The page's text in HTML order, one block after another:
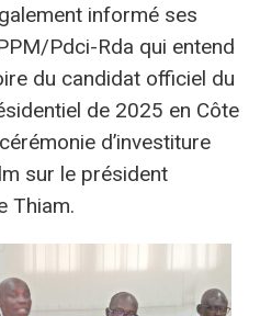
informé ses
Pdci-Rda qui entend
du candidat officiel du
de 2025 en Côte
d’investiture
sur le président
Thiam.